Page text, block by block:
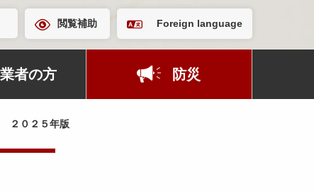
閲覧補助 Foreign language
者の方 防災
２０２５年版